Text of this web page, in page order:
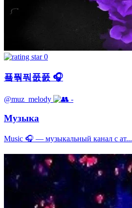
0
푴풖풔풊풄 🎧
@muz_melody -
Музыка
Music 🎧 — музыкальный канал с ат...